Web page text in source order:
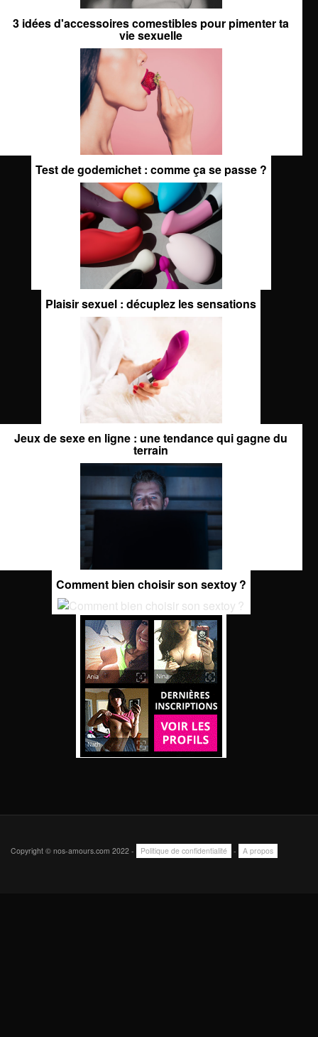
3 idées d'accessoires comestibles pour pimenter ta
vie sexuelle
Test de godemichet : comme ça se passe ?
Plaisir sexuel : décuplez les sensations
Jeux de sexe en ligne : une tendance qui gagne du
terrain
Comment bien choisir son sextoy ?
Copyright © nos-amours.com 2022 - Politique de confidentialité - A propos